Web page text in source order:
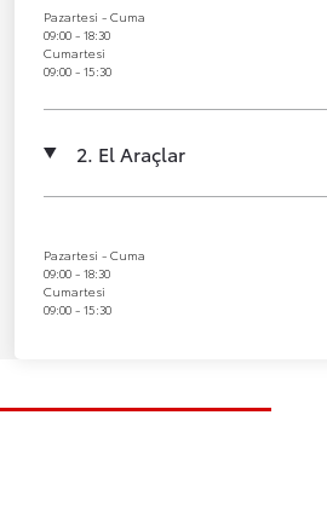
Pazartesi - Cuma
09:00 - 18:30
Cumartesi
09:00 - 15:30
2. El Araçlar
Pazartesi - Cuma
09:00 - 18:30
Cumartesi
09:00 - 15:30